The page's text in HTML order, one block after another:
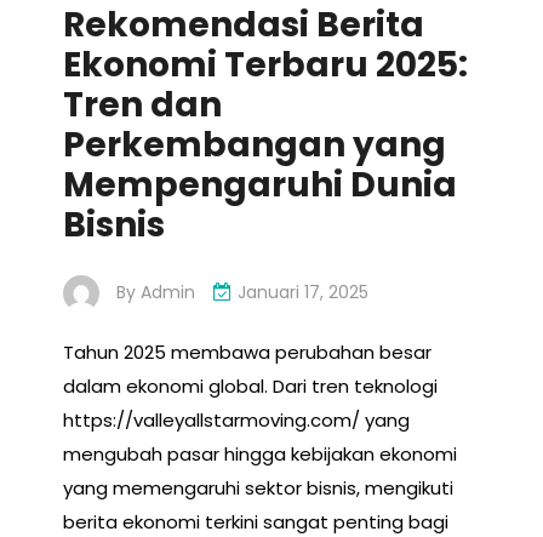
Rekomendasi Berita
Ekonomi Terbaru 2025:
Tren dan
Perkembangan yang
Mempengaruhi Dunia
Bisnis
By Admin Januari 17, 2025
Tahun 2025 membawa perubahan besar
dalam ekonomi global. Dari tren teknologi
https://valleyallstarmoving.com/ yang
mengubah pasar hingga kebijakan ekonomi
yang memengaruhi sektor bisnis, mengikuti
berita ekonomi terkini sangat penting bagi